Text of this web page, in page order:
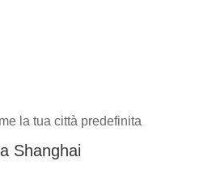
la tua città predefinita
Shanghai